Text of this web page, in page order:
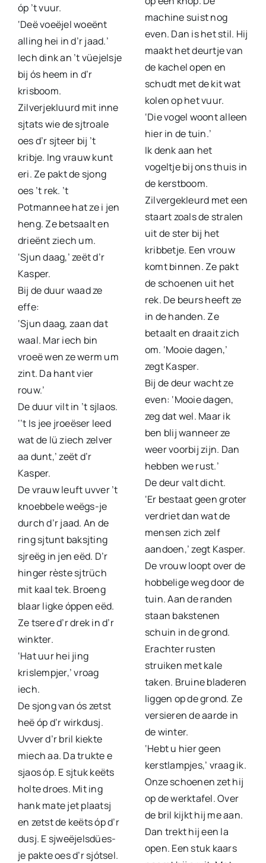
óp ’t vuur.
‘Deë voeëjel woeënt
alling hei in d’r jaad.’
Iech dink an ’t vüejelsje
bij ós heem in d’r
krisboom.
Zilverjekluurd mit inne
sjtats wie de sjtroale
oes d’r sjteer bij ’t
kribje. Ing vrauw kunt
eri. Ze pakt de sjong
oes ’t rek. ’t
Potmannee hat ze i jen
heng. Ze betsaalt en
drieënt ziech um.
‘Sjun daag,’ zeët d’r
Kasper.
Bij de duur waad ze
effe:
‘Sjun daag, zaan dat
waal. Mar iech bin
vroeë wen ze werm um
zint. Da hant vier
rouw.’
De duur vilt in ’t sjlaos.
‘’t Is jee jroeëser leed
wat de lü ziech zelver
aa dunt,’ zeët d’r
Kasper.
De vrauw leuft uvver ’t
knoebbele weëgs-je
durch d’r jaad. An de
ring sjtunt baksjting
sjreëg in jen eëd. D’r
hinger rèste sjtrüch
mit kaal tek. Broeng
blaar ligke óppen eëd.
Ze tsere d’r drek in d’r
winkter.
‘Hat uur hei jing
krislempjer,’ vroag
iech.
De sjong van ós zetst
heë óp d’r wirkdusj.
Uvver d’r bril kiekte
miech aa. Da trukte e
sjaos óp. E sjtuk keëts
holte droes. Mit ing
hank mate jet plaatsj
en zetst de keëts óp d’r
dusj. E sjweëjelsdües-
je pakte oes d’r sjótsel.
machine suist nog
even. Dan is het stil. Hij
maakt het deurtje van
de kachel open en
schudt met de kit wat
kolen op het vuur.
‘Die vogel woont alleen
hier in de tuin.’
Ik denk aan het
vogeltje bij ons thuis in
de kerstboom.
Zilvergekleurd met een
staart zoals de stralen
uit de ster bij het
kribbetje. Een vrouw
komt binnen. Ze pakt
de schoenen uit het
rek. De beurs heeft ze
in de handen. Ze
betaalt en draait zich
om. ‘Mooie dagen,’
zegt Kasper.
Bij de deur wacht ze
even: ‘Mooie dagen,
zeg dat wel. Maar ik
ben blij wanneer ze
weer voorbij zijn. Dan
hebben we rust.’
De deur valt dicht.
‘Er bestaat geen groter
verdriet dan wat de
mensen zich zelf
aandoen,’ zegt Kasper.
De vrouw loopt over de
hobbelige weg door de
tuin. Aan de randen
staan bakstenen
schuin in de grond.
Erachter rusten
struiken met kale
taken. Bruine bladeren
liggen op de grond. Ze
versieren de aarde in
de winter.
‘Hebt u hier geen
kerstlampjes,’ vraag ik.
Onze schoenen zet hij
op de werktafel. Over
de bril kijkt hij me aan.
Dan trekt hij een la
open. Een stuk kaars